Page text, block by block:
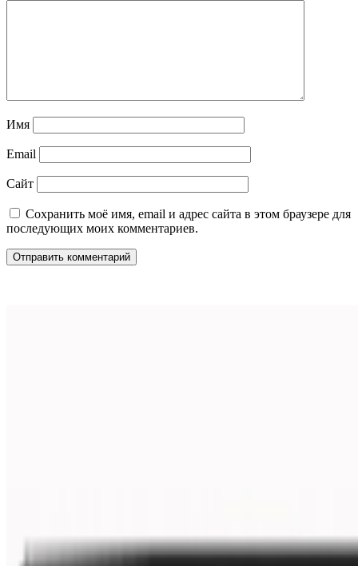
Имя
Email
Сайт
Сохранить моё имя, email и адрес сайта в этом браузере для
последующих моих комментариев.